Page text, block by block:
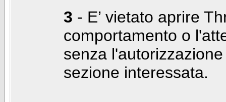
3 - E’ vietato aprire
comportamento o
senza
sezione interessata.